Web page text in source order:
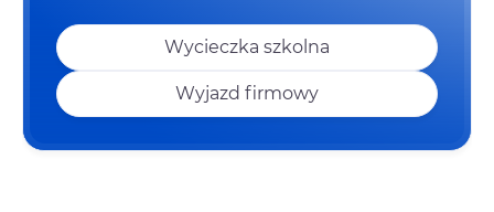
Wycieczka szkolna
Wyjazd firmowy